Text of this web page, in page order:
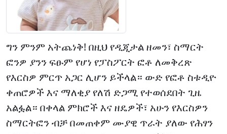
ግን ምንም አትጨነቅ! በዚህ የዲጂታል ዘመን፣ ስማርት
ፎንዎ ያንን ፍፁም የሆነ የፓስፖርት ፎቶ ለመቅረጽ
የእርስዎ ምርጥ አጋር ሊሆን ይችላል። ውድ የፎቶ ስቱዲዮ
ቀጠሮዎች እና ማለቂያ የለሽ ድጋሚ የተወሰደበት ጊዜ
አልፏል። በቀላል ምክሮች እና ዘዴዎች፣ አሁን የእርስዎን
ስማርትፎን ብቻ በመጠቀም ሙያዊ ጥራት ያለው የሕፃን